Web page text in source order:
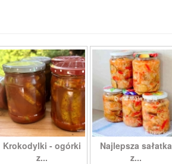
Krokodylki - ogórki
z...
Najlepsza sałatka
z...